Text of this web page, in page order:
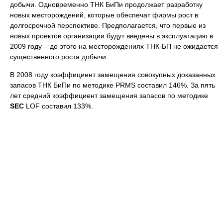
добычи. Одновременно ТНК БиПи продолжает разработку
новых месторождений, которые обеспечат фирмы рост в
долгосрочной перспективе. Предполагается, что первые из
новых проектов организации будут введены в эксплуатацию в
2009 году – до этого на месторождениях ТНК-БП не ожидается
существенного роста добычи.
В 2008 году коэффициент замещения совокупных доказанных
запасов ТНК БиПи по методике PRMS составил 146%. За пять
лет средний коэффициент замещения запасов по методике
SEC LOF составил 133%.